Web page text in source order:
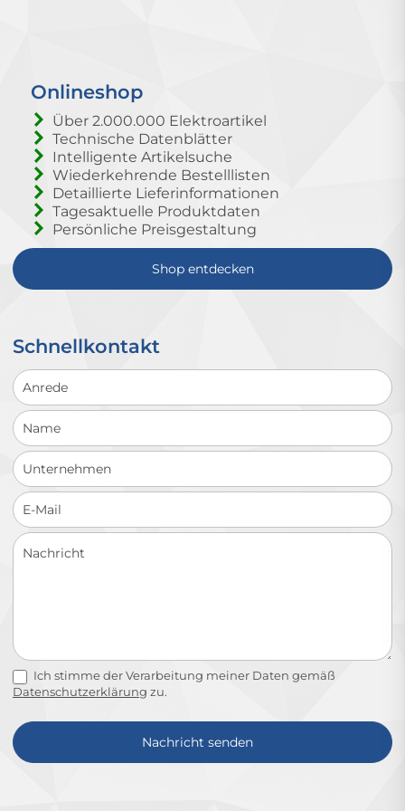
Onlineshop
Über 2.000.000 Elektroartikel
Technische Datenblätter
Intelligente Artikelsuche
Wiederkehrende Bestelllisten
Detaillierte Lieferinformationen
Tagesaktuelle Produktdaten
Persönliche Preisgestaltung
Shop entdecken
Schnellkontakt
Schnellkontakt
Ich stimme der Verarbeitung meiner Daten gemäß
Datenschutzerklärung zu.
Nachricht senden